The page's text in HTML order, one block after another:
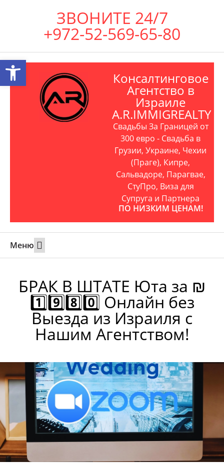
ЗВОНИТЕ 24/7
+972-52-569-65-80
Консалтинговое
Агентство в
Израиле
A.R.IMMIGREALTY
Свадьбы За Границей от
300 евро - Свадьба в
Грузии, Украине, Чехии
(Праге), Кипре,
Сальвадоре, Парагвае,
СтуПро, Виза для
Супруга и Партнера
ПО НИЗКИМ ЦЕНАМ!
Меню
БРАК В ШТАТЕ Юта за ₪
1️⃣9️⃣8️⃣0️⃣ Онлайн без
Выезда из Израиля с
Нашим Агентством!
Открыть панель инструментов